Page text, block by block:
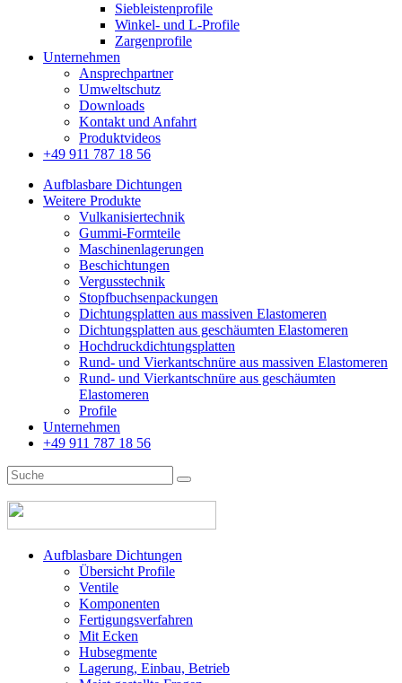
Siebleistenprofile
Winkel- und L-Profile
Zargenprofile
Unternehmen
Ansprechpartner
Umweltschutz
Downloads
Kontakt und Anfahrt
Produktvideos
+49 911 787 18 56
Aufblasbare Dichtungen
Weitere Produkte
Vulkanisiertechnik
Gummi-Formteile
Maschinenlagerungen
Beschichtungen
Vergusstechnik
Stopfbuchsenpackungen
Dichtungsplatten aus massiven Elastomeren
Dichtungsplatten aus geschäumten Elastomeren
Hochdruckdichtungsplatten
Rund- und Vierkantschnüre aus massiven Elastomeren
Rund- und Vierkantschnüre aus geschäumten
Elastomeren
Profile
Unternehmen
+49 911 787 18 56
Aufblasbare Dichtungen
Übersicht Profile
Ventile
Komponenten
Fertigungsverfahren
Mit Ecken
Hubsegmente
Lagerung, Einbau, Betrieb